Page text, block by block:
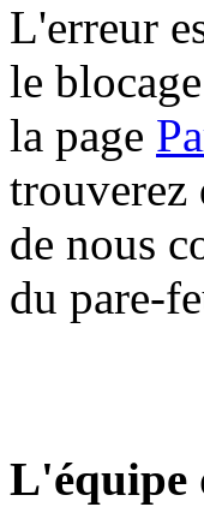
L'erreur
le
la page
trouverez
de nous
du pare-
L'équipe